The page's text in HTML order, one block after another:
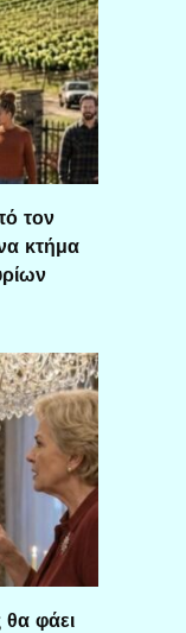
τον
κτήμα
θα φάει